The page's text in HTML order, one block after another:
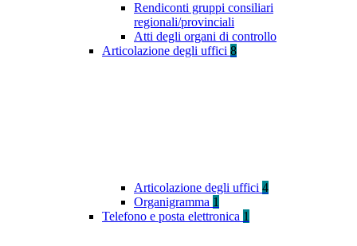
Rendiconti gruppi consiliari
regionali/provinciali
Atti degli organi di controllo
Articolazione degli uffici 8
Articolazione degli uffici 4
Organigramma 1
Telefono e posta elettronica 1